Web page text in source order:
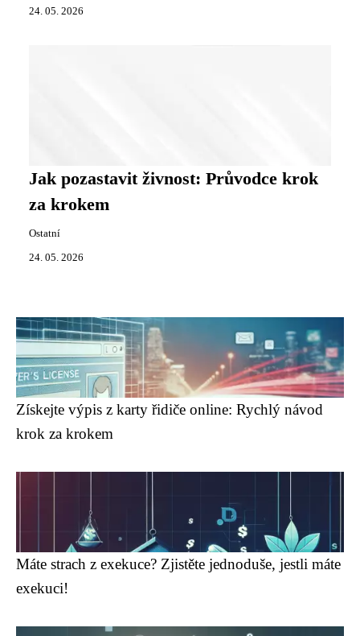
24. 05. 2026
Jak pozastavit živnost: Průvodce krok
za krokem
Ostatní
24. 05. 2026
Získejte výpis z karty řidiče online: Rychlý návod
krok za krokem
Máte strach z exekuce? Zjistěte jednoduše, jestli máte
exekuci!